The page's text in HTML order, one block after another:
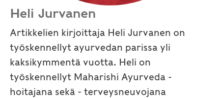
Heli Jurvanen
Artikkelien kirjoittaja Heli Jurvanen on
työskennellyt ayurvedan parissa yli
kaksikymmentä vuotta. Heli on
työskennellyt Maharishi Ayurveda -
hoitajana sekä - terveysneuvojana